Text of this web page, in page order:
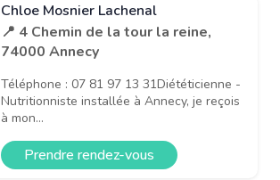
Chloe Mosnier Lachenal
📍 4 Chemin de la tour la reine,
74000 Annecy
Téléphone : 07 81 97 13 31Diététicienne -
Nutritionniste installée à Annecy, je reçois
à mon...
Prendre rendez-vous